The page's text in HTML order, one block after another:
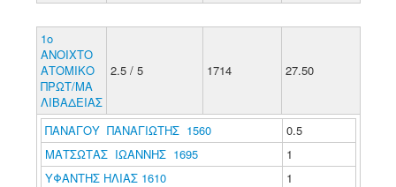
1ο
ΑΝΟΙΧΤΟ
ΑΤΟΜΙΚΟ
ΠΡΩΤ/ΜΑ
ΛΙΒΑΔΕΙΑΣ
2.5 / 5 1714 27.50
ΠΑΝΑΓΟΥ ΠΑΝΑΓΙΩΤΗΣ 1560
0.5
ΜΑΤΣΩΤΑΣ ΙΩΑΝΝΗΣ 1695
1
ΥΦΑΝΤΗΣ ΗΛΙΑΣ 1610
1